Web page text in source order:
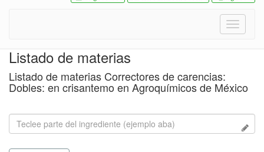
Toggle
Listado de materias
Listado de materias Correctores de carencias:
Dobles: en crisantemo en Agroquímicos de México